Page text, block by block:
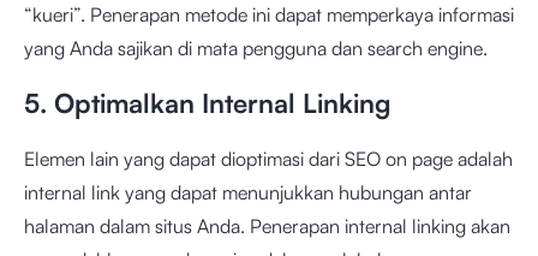
“kueri”. Penerapan metode ini dapat memperkaya informasi
yang Anda sajikan di mata pengguna dan search engine.
5. Optimalkan Internal Linking
Elemen lain yang dapat dioptimasi dari SEO on page adalah
internal link yang dapat menunjukkan hubungan antar
halaman dalam situs Anda. Penerapan internal linking akan